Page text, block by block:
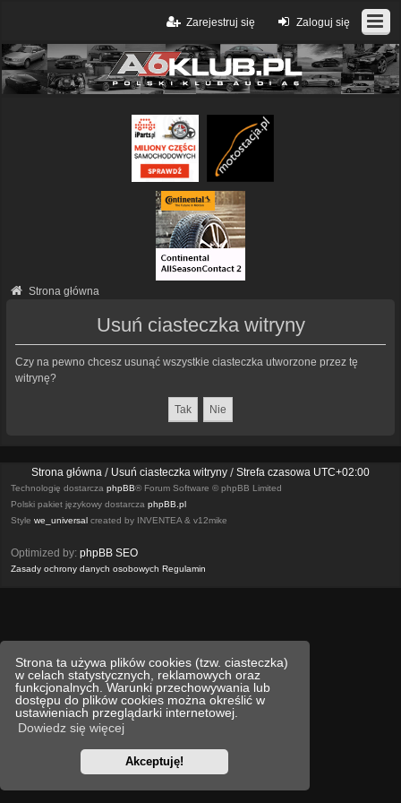
Strona ta używa plików cookies (tzw. ciasteczka)
w celach statystycznych, reklamowych oraz
funkcjonalnych. Warunki przechowywania lub
dostępu do plików cookies można określić w
ustawieniach przeglądarki internetowej.
Dowiedz się więcej
Akceptuję!
Zaloguj się
Zarejestruj się
Strona główna
Usuń ciasteczka witryny
Czy na pewno chcesz usunąć wszystkie ciasteczka utworzone przez tę
witrynę?
Strona główna Usuń ciasteczka witryny Strefa czasowa UTC+02:00
Technologię dostarcza phpBB® Forum Software © phpBB Limited
Polski pakiet językowy dostarcza phpBB.pl
Style we_universal created by INVENTEA & v12mike
Optimized by: phpBB SEO
Zasady ochrony danych osobowych Regulamin